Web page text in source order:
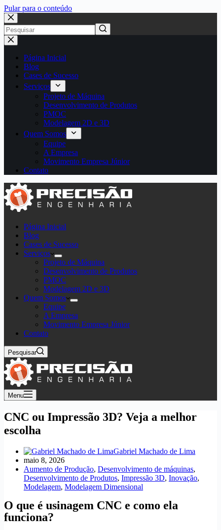
Pular para o conteúdo
Página Inicial
Blog
Cases de Sucesso
Serviços
Projeto de Máquina
Desenvolvimento de Produtos
PMOC
Modelagem 2D e 3D
Quem Somos
Equipe
A Empresa
Movimento Empresa Júnior
Contato
Página Inicial
Blog
Cases de Sucesso
Serviços
Projeto de Máquina
Desenvolvimento de Produtos
PMOC
Modelagem 2D e 3D
Quem Somos
Equipe
A Empresa
Movimento Empresa Júnior
Contato
Pesquisar
Menu
CNC ou Impressão 3D? Veja a melhor
escolha
Gabriel Machado de Lima
maio 8, 2026
Aumento de Produção, Desenvolvimento de máquinas,
Desenvolvimento de Produtos, Impressão 3D, Inovação,
Modelagem, Modelagem Dimensional
O que é usinagem CNC e como ela
funciona?